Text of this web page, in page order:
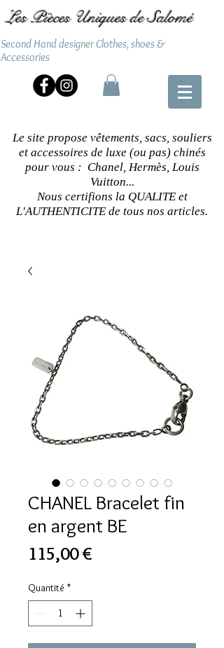
Les Pièces Uniques de Salomé
Second Hand designer Clothes, shoes &
Accessories
Le site propose vêtements, sacs, souliers
et accessoires de luxe (ou pas) chinés
pour vous : Chanel, Hermès, Louis
Vuitton...
Nous certifions la QUALITE et
L'AUTHENTICITE de tous nos articles.
CHANEL Bracelet fin
en argent BE
115,00 €
Quantité *